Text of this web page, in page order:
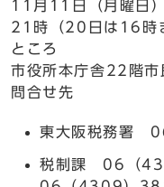
11月11日（月曜日
21時（20日は16時
ところ
市役所本庁舎22階市
問合せ先
東大阪税務署
税制課 06（